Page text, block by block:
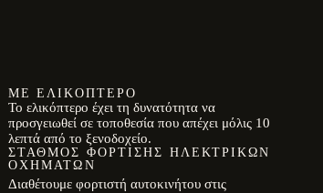
ΜΕ ΕΛΙΚΌΠΤΕΡΟ
Το ελικόπτερο έχει τη δυνατότητα να
προσγειωθεί σε τοποθεσία που απέχει μόλις 10
λεπτά από το ξενοδοχείο.
ΣΤΑΘΜΌΣ ΦΌΡΤΙΣΗΣ ΗΛΕΚΤΡΙΚΏΝ
ΟΧΗΜΆΤΩΝ
Διαθέτουμε φορτιστή αυτοκινήτου στις